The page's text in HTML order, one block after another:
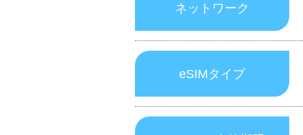
ネットワーク
eSIMタイプ